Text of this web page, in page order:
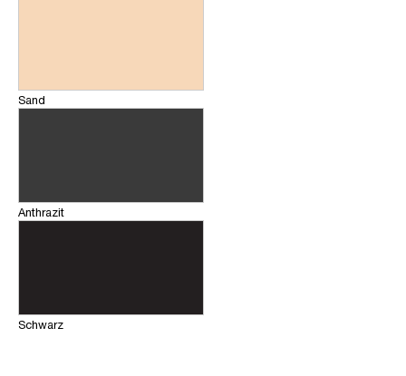
Sand
Anthrazit
Schwarz